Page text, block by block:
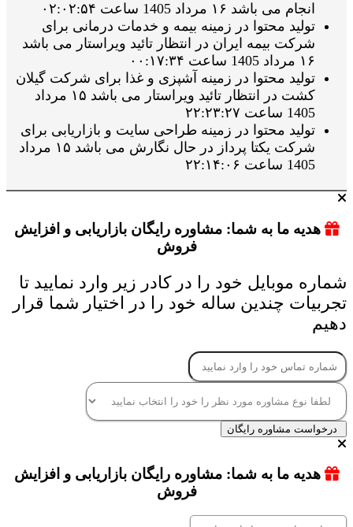
انجام می باشد ۱۶ مرداد 1405 ساعت ۰۲:۰۲:۵۴
تولید محتوا در زمینه بیمه و خدمات درمانی برای
شرکت بیمه ایران در انتظار تائید ویراستار می باشد
۱۶ مرداد 1405 ساعت ۰۰:۱۷:۳۴
تولید محتوا در زمینه آشپزی و غذا برای شرکت گیلان
کشت در انتظار تائید ویراستار می باشد ۱۵ مرداد
1405 ساعت ۲۲:۲۳:۲۷
تولید محتوا در زمینه طراحی سایت و بازاریابی برای
شرکت یکتا پرداز در حال نگارش می باشد ۱۵ مرداد
1405 ساعت ۲۲:۱۴:۰۶
هدیه ما به شما: مشاوره رایگان بازاریابی و افزایش
فروش
شماره موبایل خود را در کادر زیر وارد نمایید تا
تجربیات چندین ساله خود را در اختیار شما قرار
دهیم
درخواست مشاوره رایگان
هدیه ما به شما: مشاوره رایگان بازاریابی و افزایش
فروش